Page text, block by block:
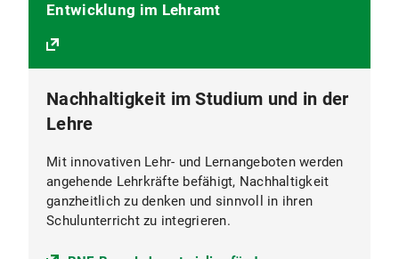
Nachhaltigkeit im Studium und in der
Lehre
Mit innovativen Lehr- und Lernangeboten werden
angehende Lehrkräfte befähigt, Nachhaltigkeit
ganzheitlich zu denken und sinnvoll in ihren
Schulunterricht zu integrieren.
Entwicklung im Lehramt